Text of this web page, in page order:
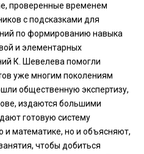
проверенные временем
с подсказками для
по формированию навыка
и элементарных
К. Шевелева помогли
уже многим поколениям
общественную экспертизу,
издаются большими
готовую систему
и математике, но и объясняют,
чтобы добиться